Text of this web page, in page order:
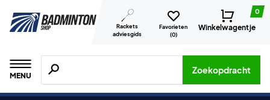
Rackets
adviesgids
Favorieten
(0)
0
Winkelwagentje
MENU
Zoeken naar producten, merken etc.
Zoekopdracht